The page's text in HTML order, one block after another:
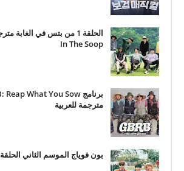
In The Soop
مترجمة للعربية
بون فوياج الموسم الثاني الحلقة 2 مترجمة للعربية